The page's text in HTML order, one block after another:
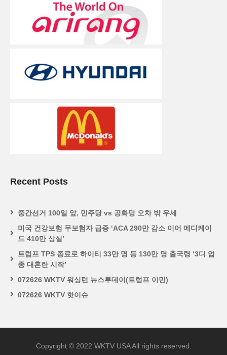
Recent Posts
중간선거 100일 앞, 민주당 vs 공화당 오차 밖 우세
미국 건강보험 무보험자 급증 ‘ACA 290만 감소 이어 메디케이
드 410만 상실’
트럼프 TPS 종료로 하이티 33만 명 등 130만 명 출국령 ‘3디 업
종 대혼란 시작’
072626 WKTV 워싱턴 뉴스투데이(트럼프 이민)
072626 WKTV 핫이슈
Copyright © 2022 WKTV USA All rights reserved.